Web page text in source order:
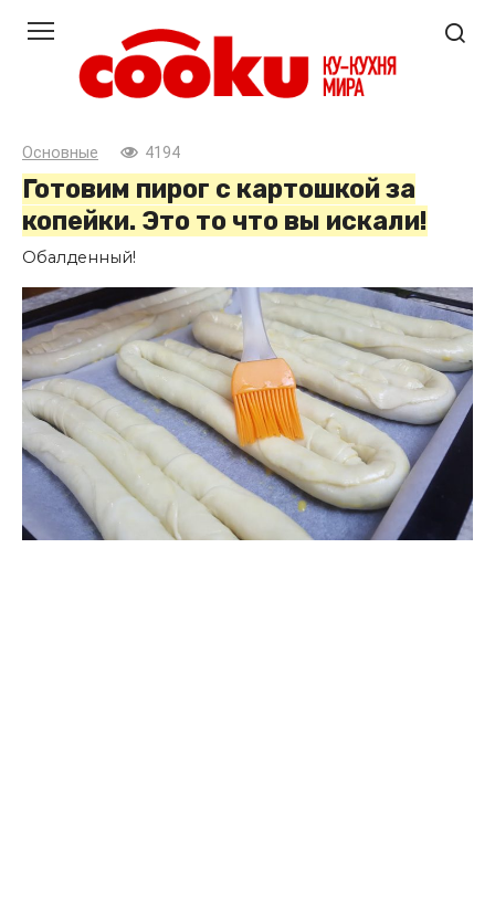
контенту
Основные 4194
Готовим пирог с картошкой за
копейки. Это то что вы искали!
Обалденный!